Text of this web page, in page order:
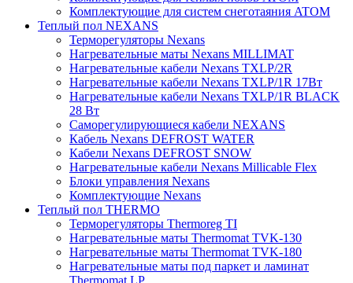
Комплектующие для систем снеготаяния ATOM
Теплый пол NEXANS
Терморегуляторы Nexans
Нагревательные маты Nexans MILLIMAT
Нагревательные кабели Nexans TXLP/2R
Нагревательные кабели Nexans TXLP/1R 17Вт
Нагревательные кабели Nexans TXLP/1R BLACK
28 Вт
Саморегулирующиеся кабели NEXANS
Кабель Nexans DEFROST WATER
Кабели Nexans DEFROST SNOW
Нагревательные кабели Nexans Millicable Flex
Блоки управления Nexans
Комплектующие Nexans
Теплый пол THERMO
Терморегуляторы Thermoreg TI
Нагревательные маты Thermomat TVK-130
Нагревательные маты Thermomat TVK-180
Нагревательные маты под паркет и ламинат
Thermomat LP